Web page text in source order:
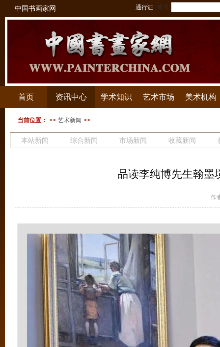
中国书画家网 通行证 帐号
首页 资讯中心 学术知识 艺术市场 美术机构
当前位置： >> 艺术新闻 >>
本站新闻 综合新闻 市场新闻 收藏新闻
品读李纯博先生翰墨
作